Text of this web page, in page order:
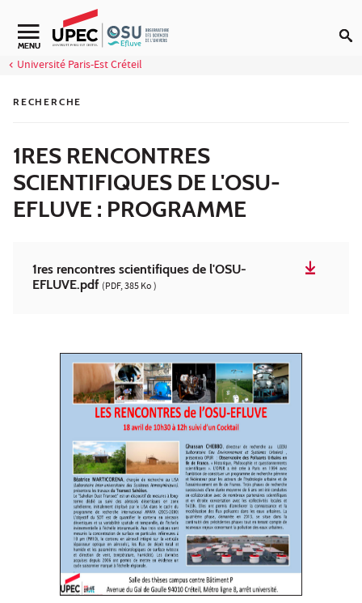
Aller au contenu
Navigation secondaire
MENU
Université Paris-Est Créteil
RECHERCHE
1RES RENCONTRES
SCIENTIFIQUES DE L'OSU-
EFLUVE : PROGRAMME
1res rencontres scientifiques de l'OSU-
EFLUVE.pdf (PDF, 385 Ko )